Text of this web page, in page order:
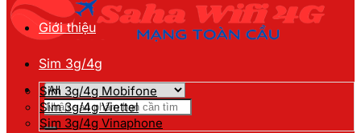
Tìm
kiếm:
Giới thiệu
Sim 3g/4g
Sim 3g/4g Mobifone
Sim 3g/4g Viettel
Sim 3g/4g Vinaphone